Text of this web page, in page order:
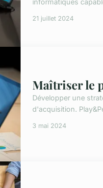
21 juillet 2024
Maîtriser le
Développer une
d'acquisition.
3 mai 2024